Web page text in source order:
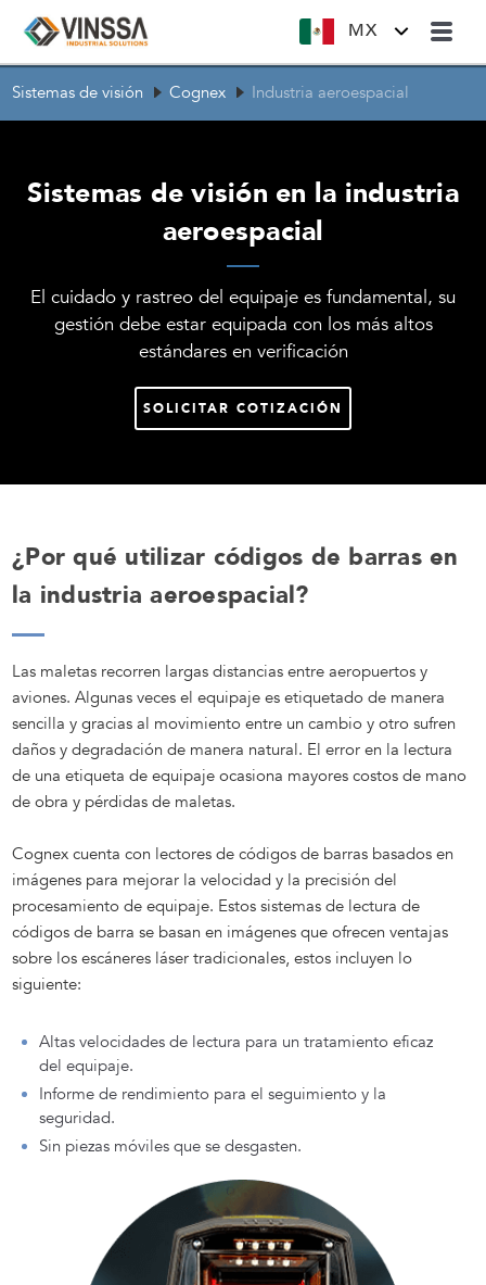
MX
Sistemas de visión Cognex Industria aeroespacial
Sistemas de visión en la industria
aeroespacial
El cuidado y rastreo del equipaje es fundamental, su
gestión debe estar equipada con los más altos
estándares en verificación
SOLICITAR COTIZACIÓN
¿Por qué utilizar códigos de barras en
la industria aeroespacial?
Las maletas recorren largas distancias entre aeropuertos y
aviones. Algunas veces el equipaje es etiquetado de manera
sencilla y gracias al movimiento entre un cambio y otro sufren
daños y degradación de manera natural. El error en la lectura
de una etiqueta de equipaje ocasiona mayores costos de mano
de obra y pérdidas de maletas.
Cognex cuenta con lectores de códigos de barras basados en
imágenes para mejorar la velocidad y la precisión del
procesamiento de equipaje. Estos sistemas de lectura de
códigos de barra se basan en imágenes que ofrecen ventajas
sobre los escáneres láser tradicionales, estos incluyen lo
siguiente:
Altas velocidades de lectura para un tratamiento eficaz
del equipaje.
Informe de rendimiento para el seguimiento y la
seguridad.
Sin piezas móviles que se desgasten.